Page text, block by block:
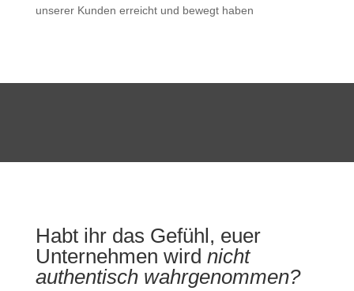
unserer Kunden erreicht und bewegt haben
Habt ihr das Gefühl, euer
Unternehmen wird nicht
authentisch wahrgenommen?